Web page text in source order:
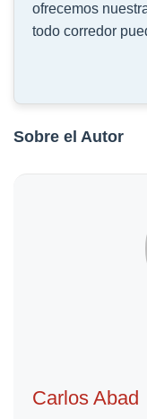
ofrecemos
todo corredor
Sobre el Autor
Carlos Abad